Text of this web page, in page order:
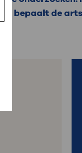
bepaalt de